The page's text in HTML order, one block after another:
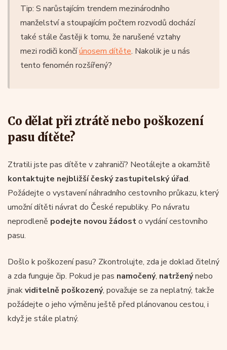
Tip: S narůstajícím trendem mezinárodního
manželství a stoupajícím počtem rozvodů dochází
také stále častěji k tomu, že narušené vztahy
mezi rodiči končíúnosem dítěte. Nakolik je u nás
tento fenomén rozšířený?
Co dělat při ztrátě nebo poškození
pasu dítěte?
Ztratili jste pas dítěte v zahraničí? Neotálejte a okamžitě
kontaktujte nejbližší český zastupitelský úřad.
Požádejte o vystavení náhradního cestovního průkazu, který
umožní dítěti návrat do České republiky. Po návratu
neprodleně podejte novou žádosto vydání cestovního
pasu.
Došlo k poškození pasu? Zkontrolujte, zda je doklad čitelný
a zda funguje čip. Pokud je pas namočený, natrženýnebo
jinakviditelně poškozený, považuje se za neplatný, takže
požádejte o jeho výměnu ještě před plánovanou cestou, i
když je stále platný.